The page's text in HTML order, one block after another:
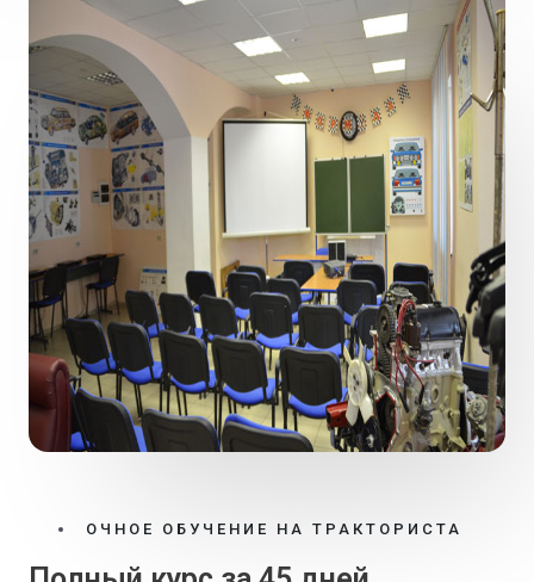
ОЧНОЕ ОБУЧЕНИЕ НА ТРАКТОРИСТА